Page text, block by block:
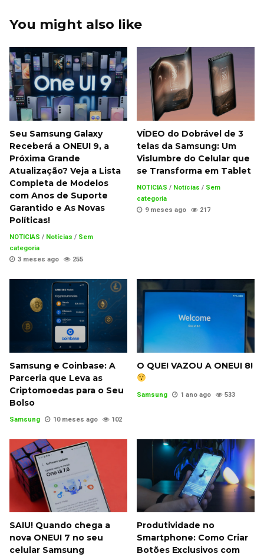
You might also like
Seu Samsung Galaxy
Receberá a ONEUI 9, a
Próxima Grande
Atualização? Veja a Lista
Completa de Modelos
com Anos de Suporte
Garantido e As Novas
Políticas!
NOTICIAS / Notícias / Sem
categoria
3 meses ago
255
VÍDEO do Dobrável de 3
telas da Samsung: Um
Vislumbre do Celular que
se Transforma em Tablet
NOTICIAS / Notícias / Sem
categoria
9 meses ago
217
Samsung e Coinbase: A
Parceria que Leva as
Criptomoedas para o Seu
Bolso
Samsung 10 meses ago 102
O QUE! VAZOU A ONEUI 8!
Samsung 1 ano ago 533
SAIU! Quando chega a
nova ONEUI 7 no seu
celular Samsung
Produtividade no
Smartphone: Como Criar
Botões Exclusivos com